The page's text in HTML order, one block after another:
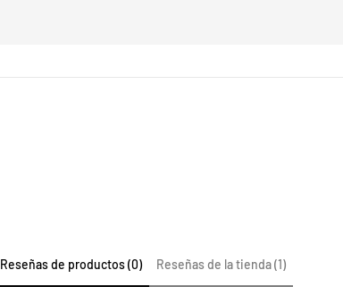
Reseñas de productos (0) Reseñas de la tienda (1)